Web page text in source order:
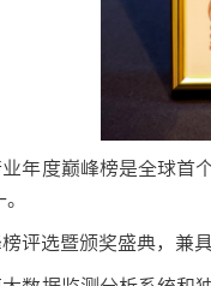
年度巅峰榜是全球首
评选暨颁奖盛典，兼